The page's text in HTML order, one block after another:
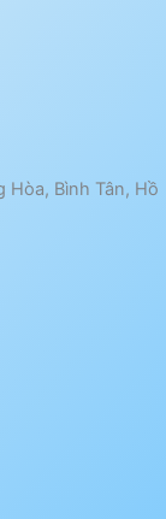
Hòa, Bình Tân, Hồ